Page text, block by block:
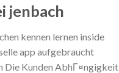
jenbach
kennen lernen inside
app aufgebraucht
Die Kunden AbhГ¤ngigkeit